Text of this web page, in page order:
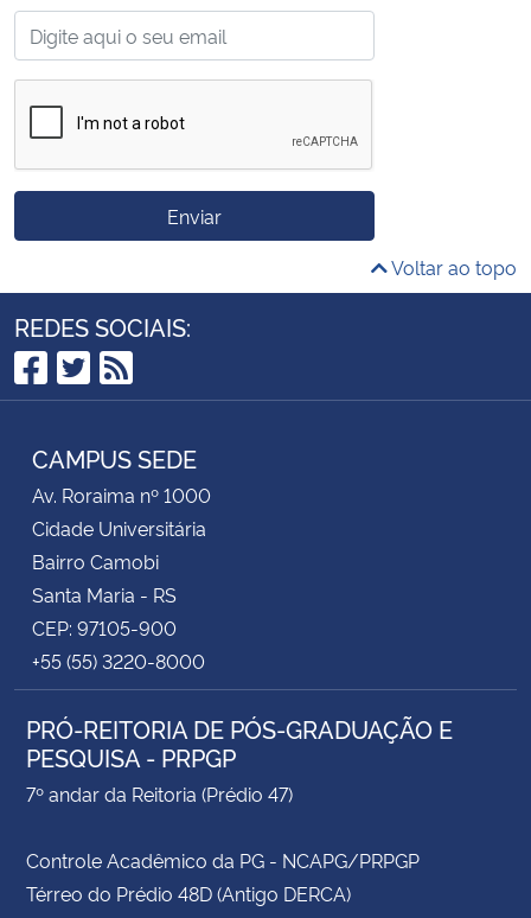
Divulgação do resultado final26/05/2025
Prazo para indicação do(a) bolsista 06/06/2025
Enviar
Voltar ao topo
REDES SOCIAIS:
Facebook
Twitter
RSS
CAMPUS SEDE
Av. Roraima nº 1000
Cidade Universitária
Bairro Camobi
Santa Maria - RS
CEP: 97105-900
+55 (55) 3220-8000
PRÓ-REITORIA DE PÓS-GRADUAÇÃO E
PESQUISA - PRPGP
7º andar da Reitoria (Prédio 47)
Controle Acadêmico da PG - NCAPG/PRPGP
Térreo do Prédio 48D (Antigo DERCA)